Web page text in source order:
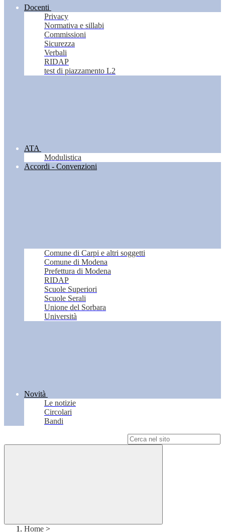
Docenti
Privacy
Normativa e sillabi
Commissioni
Sicurezza
Verbali
RIDAP
test di piazzamento L2
ATA
Modulistica
Accordi - Convenzioni
Comune di Carpi e altri soggetti
Comune di Modena
Prefettura di Modena
RIDAP
Scuole Superiori
Scuole Serali
Unione del Sorbara
Università
Novità
Le notizie
Circolari
Bandi
Home >